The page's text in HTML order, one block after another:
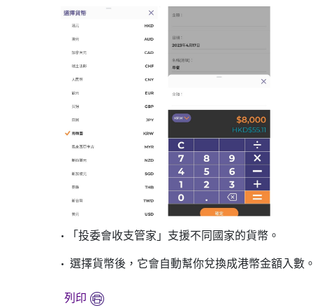
• 「投委會收支管家」支援不同國家的貨幣。
• 選擇貨幣後，它會自動幫你兌換成港幣金額入數。
列印